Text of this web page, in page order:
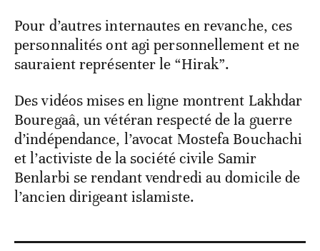
Pour d’autres internautes en revanche, ces
personnalités ont agi personnellement et ne
sauraient représenter le “Hirak”.
Des vidéos mises en ligne montrent Lakhdar
Bouregaâ, un vétéran respecté de la guerre
d’indépendance, l’avocat Mostefa Bouchachi
et l’activiste de la société civile Samir
Benlarbi se rendant vendredi au domicile de
l’ancien dirigeant islamiste.